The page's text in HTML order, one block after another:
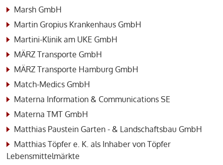
Marsh GmbH
Martin Gropius Krankenhaus GmbH
Martini-Klinik am UKE GmbH
MÄRZ Transporte GmbH
MÄRZ Transporte Hamburg GmbH
Match-Medics GmbH
Materna Information & Communications SE
Materna TMT GmbH
Matthias Paustein Garten - & Landschaftsbau GmbH
Matthias Töpfer e. K. als Inhaber von Töpfer
Lebensmittelmärkte